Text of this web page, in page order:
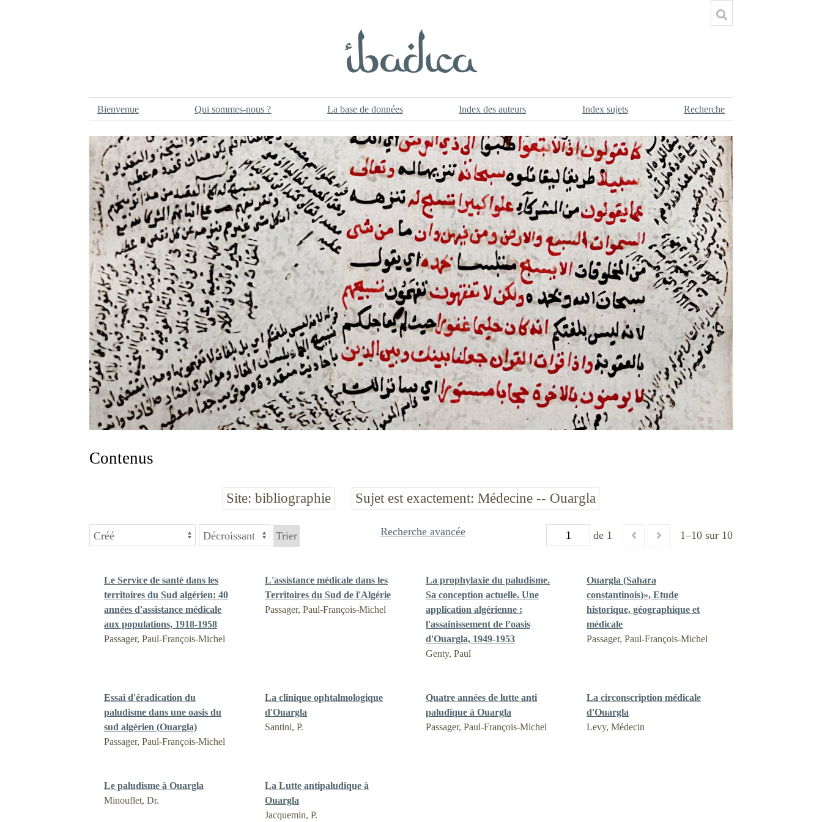
Bienvenue Qui sommes-nous ? La base de données Index des auteurs Index sujets Recherche
Contenus
Site bibliographie Sujet est exactement Médecine -- Ouargla
de 1 1–10 sur 10
Recherche avancée
Trier
Le Service de santé dans les
territoires du Sud algérien: 40
années d'assistance médicale
aux populations, 1918-1958
Passager, Paul-François-Michel
L'assistance médicale dans les
Territoires du Sud de l'Algérie
Passager, Paul-François-Michel
La prophylaxie du paludisme.
Sa conception actuelle. Une
application algérienne :
l'assainissement de l’oasis
d'Ouargla, 1949-1953
Genty, Paul
Ouargla (Sahara
constantinois)», Etude
historique, géographique et
médicale
Passager, Paul-François-Michel
Essai d'éradication du
paludisme dans une oasis du
sud algérien (Ouargla)
Passager, Paul-François-Michel
La clinique ophtalmologique
d'Ouargla
Santini, P.
Quatre années de lutte anti
paludique à Ouargla
Passager, Paul-François-Michel
La circonscription médicale
d'Ouargla
Levy, Médecin
Le paludisme à Ouargla
Minouflet, Dr.
La Lutte antipaludique à
Ouargla
Jacquemin, P.